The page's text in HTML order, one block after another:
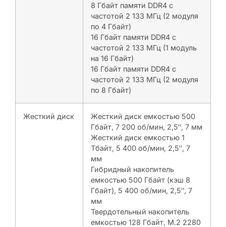
8 Гбайт памяти DDR4 с
частотой 2 133 МГц (2 модуля
по 4 Гбайт)
16 Гбайт памяти DDR4 с
частотой 2 133 МГц (1 модуль
на 16 Гбайт)
16 Гбайт памяти DDR4 с
частотой 2 133 МГц (2 модуля
по 8 Гбайт)
Жесткий диск
Жесткий диск емкостью 500
Гбайт, 7 200 об/мин, 2,5″, 7 мм
Жесткий диск емкостью 1
Тбайт, 5 400 об/мин, 2,5″, 7
мм
Гибридный накопитель
емкостью 500 Гбайт (кэш 8
Гбайт), 5 400 об/мин, 2,5″, 7
мм
Твердотельный накопитель
емкостью 128 Гбайт, M.2 2280